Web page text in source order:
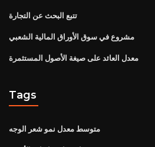
تتبع البحث عن التجارة
مشروع في سوق الأوراق المالية الشعبي
معدل العائد على صيغة الأصول المستثمرة
Tags
متوسط ​​معدل نمو شعر الوجه